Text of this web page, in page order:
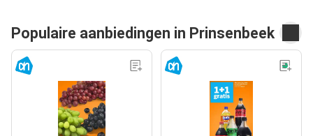
Populaire aanbiedingen in Prinsenbeek